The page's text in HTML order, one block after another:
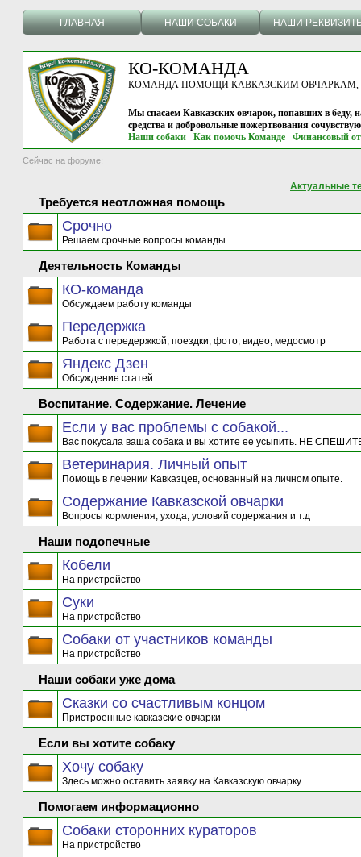
ГЛАВНАЯ НАШИ СОБАКИ НАШИ
КО-КОМАНДА
КОМАНДА ПОМОЩИ КАВКАЗСКИМ ОВЧАРКАМ, г.
Мы спасаем Кавказских овчарок, попавших в беду,
средства и добровольные пожертвования
Наши собаки
Как помочь Команде Финансовый
Сейчас на форуме:
Актуальные
Требуется неотложная помощь
Срочно
Решаем срочные вопросы команды
Деятельность Команды
КО-команда
Обсуждаем работу команды
Передержка
Работа с передержкой, поездки, фото, видео, медосмотр
Яндекс Дзен
Обсуждение статей
Воспитание. Содержание. Лечение
Если у вас проблемы с собакой...
Вас покусала ваша собака и вы хотите ее усыпить. НЕ
Ветеринария. Личный опыт
Помощь в лечении Кавказцев, основанный на личном опыте.
Содержание Кавказской овчарки
Вопросы кормления, ухода, условий содержания и т.д
Наши подопечные
Кобели
На пристройство
Суки
На пристройство
Собаки от участников команды
На пристройство
Наши собаки уже дома
Сказки со счастливым концом
Пристроенные кавказские овчарки
Если вы хотите собаку
Хочу собаку
Здесь можно оставить заявку на Кавказскую овчарку
Помогаем информационно
Собаки сторонних кураторов
На пристройство